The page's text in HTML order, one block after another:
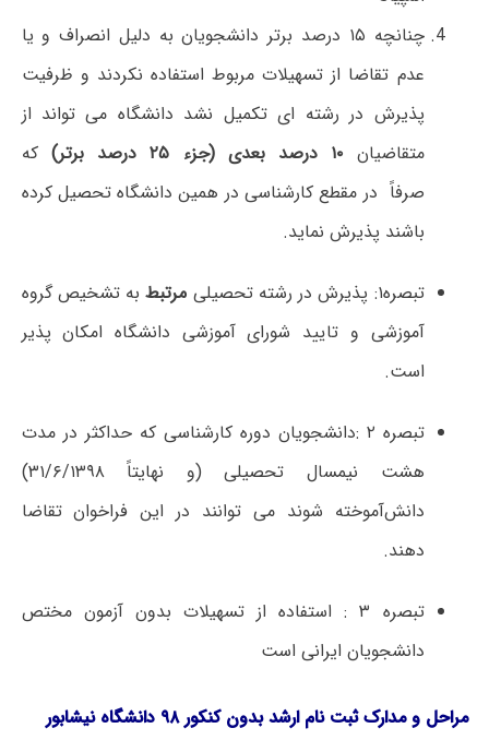
چنانچه ۱۵ درصد برتر دانشجویان به دلیل انصراف و یا
عدم تقاضا از تسهیلات مربوط استفاده نکردند و ظرفیت
پذیرش در رشته ای تکمیل نشد دانشگاه می تواند از
متقاضیان ۱۰ درصد بعدی (جزء ۲۵درصد برتر)که
صرفاً در مقطع کارشناسی در همین دانشگاه تحصیل کرده
باشند پذیرش نماید.
تبصره۱: پذیرش در رشته تحصیلی مرتبطبه تشخیص گروه
آموزشی و تایید شورای آموزشی دانشگاه امکان پذیر
است.
تبصره ۲ :دانشجویان دوره کارشناسی که حداکثر در مدت
هشت نیمسال تحصیلی (و نهایتاً ۳۱/۶/۱۳۹۸)
دانش‌آموخته شوند می توانند در این فراخوان تقاضا
دهند.
تبصره ۳ : استفاده از تسهیلات بدون آزمون مختص
دانشجویان ایرانی است
مراحل و مدارک ثبت نام ارشد بدون کنکور ۹۸ دانشگاه نیشابور